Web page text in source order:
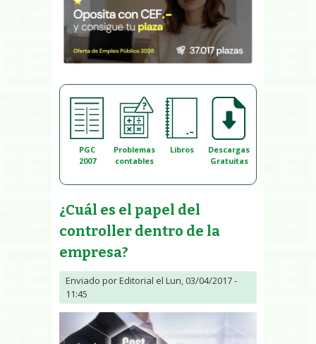
PGC
2007
Problemas
contables
Libros
Descargas
Gratuitas
¿Cuál es el papel del
controller dentro de la
empresa?
Enviado porEditorial el Lun, 03/04/2017 -
11:45